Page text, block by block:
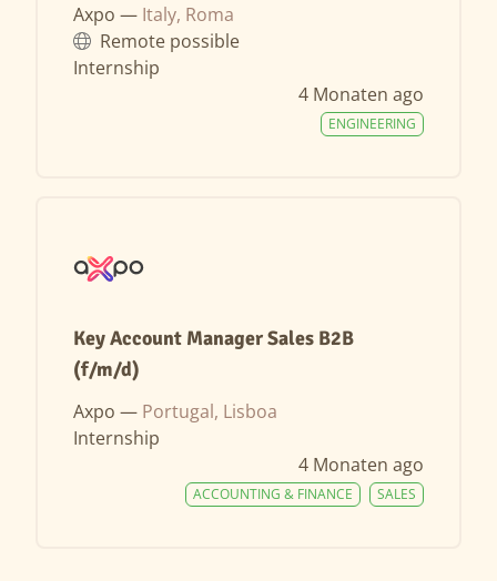
Axpo — Italy, Roma
Remote possible
Internship
4 Monaten ago
ENGINEERING
Key Account Manager Sales B2B
(f/m/d)
Axpo — Portugal, Lisboa
Internship
4 Monaten ago
SALES
ACCOUNTING & FINANCE